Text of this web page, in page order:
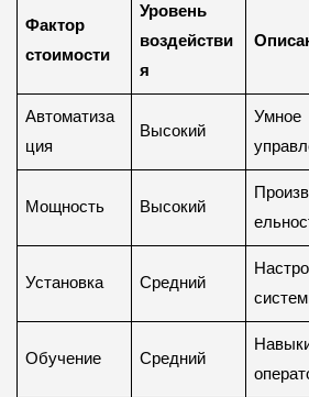
Фактор
стоимости
Уровень
воздействи
я
Автоматиза
ция
Высокий
Умное
Мощность Высокий
Установка Средний
Обучение Средний